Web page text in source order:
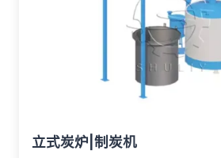
立式炭炉|制炭机